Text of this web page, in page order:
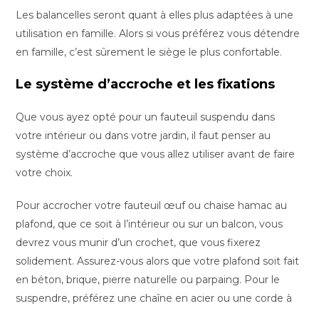
Les balancelles seront quant à elles plus adaptées à une
utilisation en famille. Alors si vous préférez vous détendre
en famille, c’est sûrement le siège le plus confortable.
Le système d’accroche et les fixations
Que vous ayez opté pour un fauteuil suspendu dans
votre intérieur ou dans votre jardin, il faut penser au
système d’accroche que vous allez utiliser avant de faire
votre choix.
Pour accrocher votre fauteuil œuf ou chaise hamac au
plafond, que ce soit à l’intérieur ou sur un balcon, vous
devrez vous munir d’un crochet, que vous fixerez
solidement. Assurez-vous alors que votre plafond soit fait
en béton, brique, pierre naturelle ou parpaing. Pour le
suspendre, préférez une chaîne en acier ou une corde à